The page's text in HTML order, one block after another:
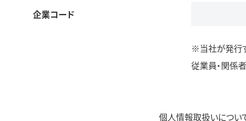
企業コード
※当社が発行
従業員・関係
個人情報取扱いについ